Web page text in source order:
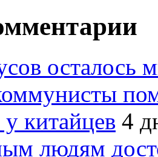
осталось
китайцев 4
людям